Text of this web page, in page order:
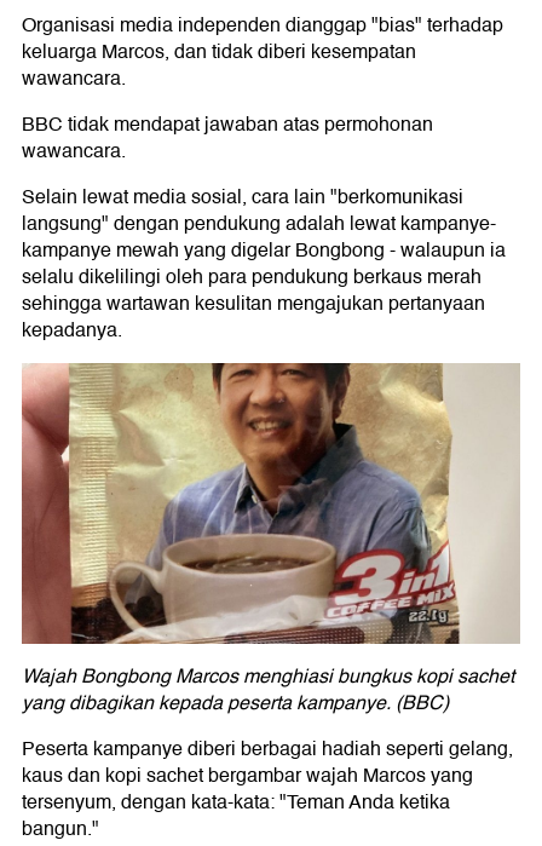
Organisasi media independen dianggap "bias" terhadap
keluarga Marcos, dan tidak diberi kesempatan
wawancara.
BBC tidak mendapat jawaban atas permohonan
wawancara.
Selain lewat media sosial, cara lain "berkomunikasi
langsung" dengan pendukung adalah lewat kampanye-
kampanye mewah yang digelar Bongbong - walaupun ia
selalu dikelilingi oleh para pendukung berkaus merah
sehingga wartawan kesulitan mengajukan pertanyaan
kepadanya.
Wajah Bongbong Marcos menghiasi bungkus kopi sachet
yang dibagikan kepada peserta kampanye. (BBC)
Peserta kampanye diberi berbagai hadiah seperti gelang,
kaus dan kopi sachet bergambar wajah Marcos yang
tersenyum, dengan kata-kata: "Teman Anda ketika
bangun."